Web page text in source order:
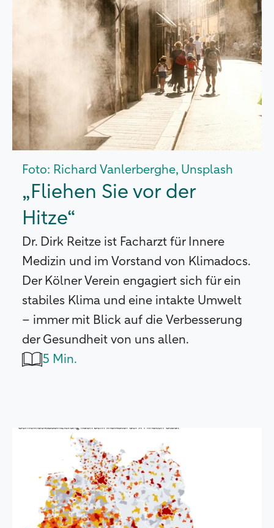
Foto: Richard Vanlerberghe, Unsplash
„Fliehen Sie vor der
Hitze“
Dr. Dirk Reitze ist Facharzt für Innere
Medizin und im Vorstand von Klimadocs.
Der Kölner Verein engagiert sich für ein
stabiles Klima und eine intakte Umwelt
– immer mit Blick auf die Verbesserung
der Gesundheit von uns allen.
5 Min.